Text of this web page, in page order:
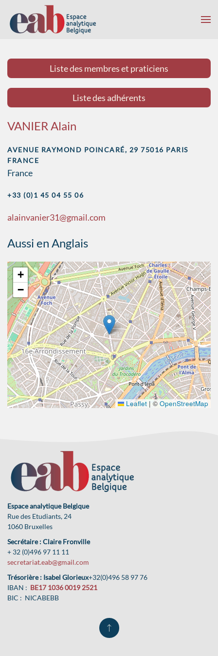
Accéder au contenu principal
Liste des membres et praticiens
Liste des adhérents
VANIER Alain
AVENUE RAYMOND POINCARÉ, 29 75016 PARIS
FRANCE
France
+33 (0)1 45 04 55 06
alainvanier31@gmail.com
Aussi en Anglais
+
−
Leaflet | © OpenStreetMap
Espace analytique Belgique
Rue des Etudiants, 24
1060 Bruxelles
Secrétaire : Claire Fronville
+ 32 (0)496 97 11 11
secretariat.eab@gmail.com
Trésorière : Isabel Glorieux+32(0)496 58 97 76
IBAN : BE17 1036 0019 2521
BIC : NICABEBB